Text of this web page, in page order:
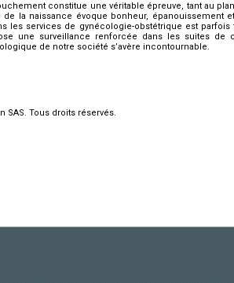
constitue une véritable épreuve, tant au
de la naissance évoque bonheur, épanouissement
les services de gynécologie-obstétrique est parfois
une surveillance renforcée dans les suites de
de notre société s’avère incontournable.
SAS. Tous droits réservés.